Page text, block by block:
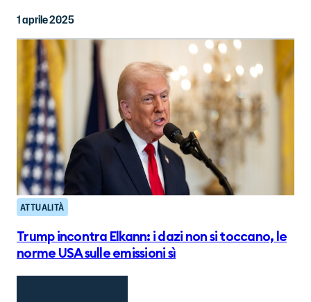
1 aprile 2025
ATTUALITÀ
Trump incontra Elkann: i dazi non si toccano, le
norme USA sulle emissioni sì